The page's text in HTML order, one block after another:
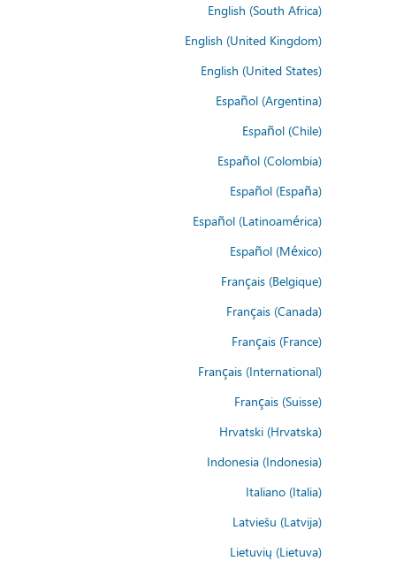
English (South Africa)
English (United Kingdom)
English (United States)
Español (Argentina)
Español (Chile)
Español (Colombia)
Español (España)
Español (Latinoamérica)
Español (México)
Français (Belgique)
Français (Canada)
Français (France)
Français (International)
Français (Suisse)
Hrvatski (Hrvatska)
Indonesia (Indonesia)
Italiano (Italia)
Latviešu (Latvija)
Lietuvių (Lietuva)